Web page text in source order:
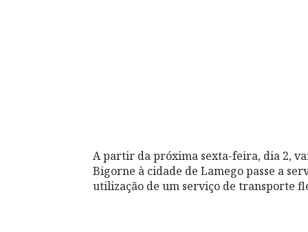
A partir da próxima sexta-feira, dia 2,
Bigorne à cidade de Lamego passe a
utilização de um serviço de transporte